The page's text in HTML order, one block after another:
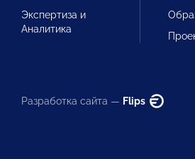
Экспертиза и
Аналитика
Разработка сайта — Flips